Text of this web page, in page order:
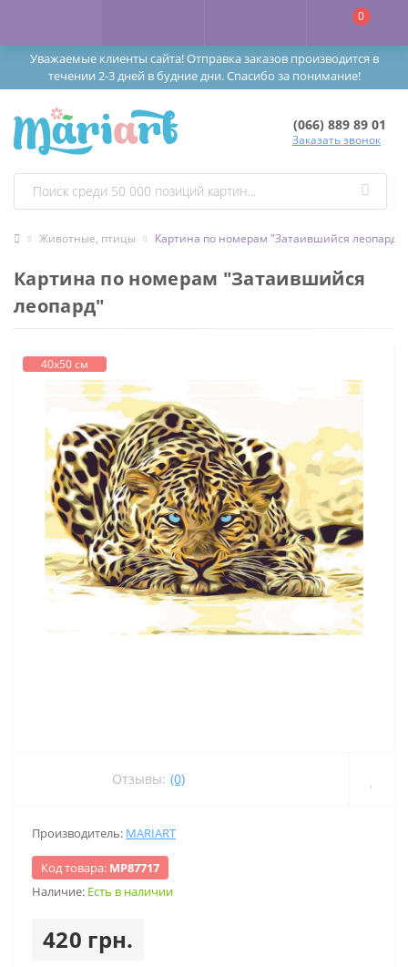
Уважаемые клиенты сайта! Отправка заказов производится в
течении 2-3 дней в будние дни. Спасибо за понимание!
0
(066) 889 89 01
Заказать звонок
Животные, птицы Картина по номерам "Затаившийся леопард"
Картина по номерам "Затаившийся
леопард"
40х50 см
Отзывы: (0)
Производитель: MARIART
Код товара: МР87717
Наличие: Есть в наличии
420 грн.